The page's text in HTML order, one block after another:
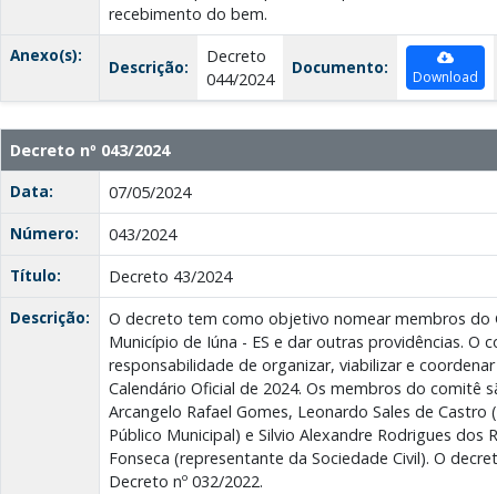
recebimento do bem.
Anexo(s):
Descrição:
Decreto
044/2024
Documento: Download
Decreto nº 043/2024
Data:
07/05/2024
Número:
043/2024
Título:
Decreto 43/2024
Descrição:
O decreto tem como objetivo nomear membros do
Município de Iúna - ES e dar outras providências. O
responsabilidade de organizar, viabilizar e
Calendário Oficial de 2024. Os membros do comitê
Arcangelo Rafael Gomes, Leonardo Sales de
Público Municipal) e Silvio Alexandre Rodrigues dos
Fonseca (representante da Sociedade Civil). O
Decreto nº 032/2022.